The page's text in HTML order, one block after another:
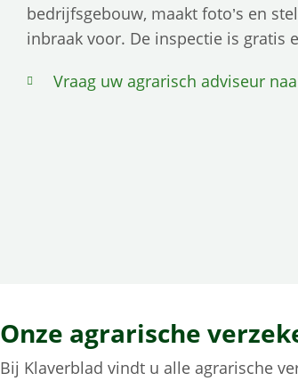
bedrijfsgebouw, maakt foto’s en
inbraak voor. De inspectie is gratis
Vraag uw agrarisch adviseur
Onze agrarische
Bij Klaverblad vindt u alle agrarische